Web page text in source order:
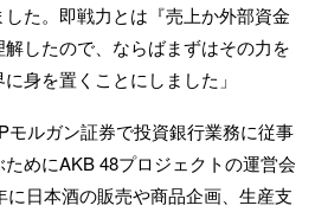
た。即戦力とは『売上か外部資金
したので、ならばまずはその力を
身を置くことにしました」
モルガン証券で投資銀行業務に従事
めにAKB 48プロジェクトの運営会
日本酒の販売や商品企画、生産支